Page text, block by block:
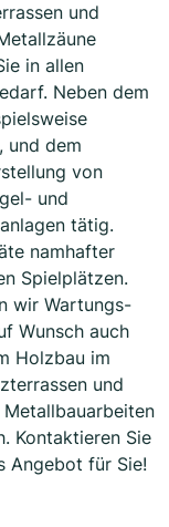
und
in allen
Neben dem
und dem
von
und
tätig.
namhafter
Spielplätzen.
wir Wartungs-
Wunsch auch
Holzbau im
und
Kontaktieren Sie
Angebot für Sie!